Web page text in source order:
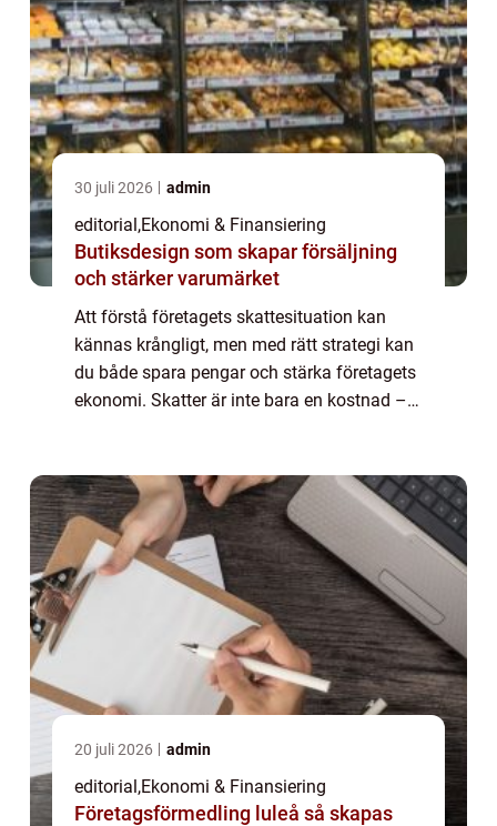
30 juli 2026 admin
editorial,Ekonomi & Finansiering
Butiksdesign som skapar försäljning
och stärker varumärket
Att förstå företagets skattesituation kan
kännas krångligt, men med rätt strategi kan
du både spara pengar och stärka företagets
ekonomi. Skatter är inte bara en kostnad –
20 juli 2026 admin
editorial,Ekonomi & Finansiering
Företagsförmedling luleå så skapas